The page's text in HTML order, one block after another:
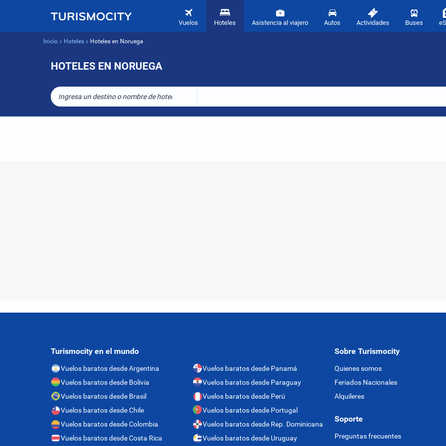
Vuelos Hoteles Asistencia al viajero Autos Actividades Buses
Inicio Hoteles Hoteles en Noruega
HOTELES EN NORUEGA
Ingresa un destino o nombre de hotel
Turismocity en el mundo
Vuelos baratos desde Argentina
Vuelos baratos desde Bolivia
Vuelos baratos desde Brasil
Vuelos baratos desde Chile
Vuelos baratos desde Colombia
Vuelos baratos desde Costa Rica
Vuelos baratos desde Panamá
Vuelos baratos desde Paraguay
Vuelos baratos desde Perú
Vuelos baratos desde Portugal
Vuelos baratos desde Rep. Dominicana
Vuelos baratos desde Uruguay
Sobre Turismocity
Quienes somos
Feriados Nacionales
Alquileres
Soporte
Preguntas frecuentes